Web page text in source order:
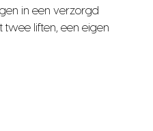
in een verzorgd
liften, een eigen